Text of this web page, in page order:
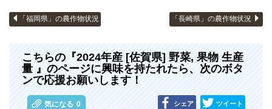
「福岡県」の農作物状況 「長崎県」の農作物状況
こちらの『2024年産 [佐賀県] 野菜, 果物 生産
量 』のページに興味を持たれたら、次のボタ
ンで応援お願いします！
気になる 0 シェア ツイート